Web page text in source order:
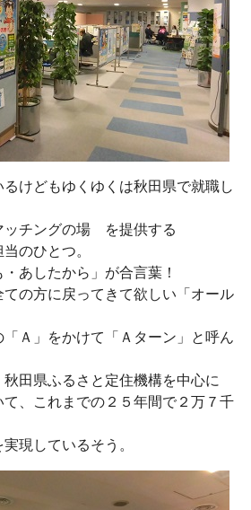
るけどもゆくゆくは秋田県で就職し
ッチングの場 を提供する
のひとつ。
・あしたから」が合言葉！
の方に戻ってきて欲しい「オール
Ａ」をかけて「Ａターン」と呼ん
秋田県ふるさと定住機構を中心に
、これまでの２５年間で２万７千
現しているそう。